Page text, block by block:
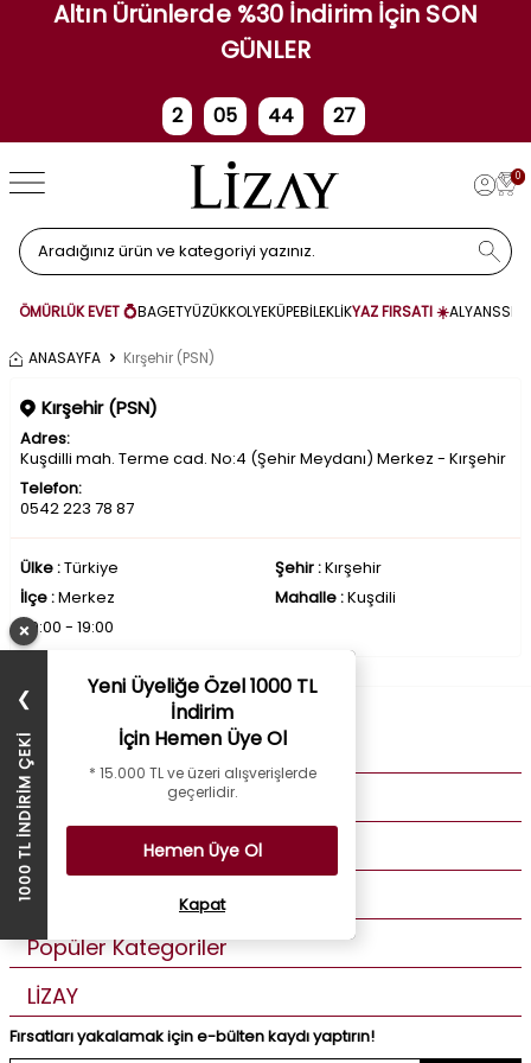
Altın Ürünlerde %30 İndirim İçin SON
GÜNLER
2
Gün
05
Saat
44 27
0
ÖMÜRLÜK EVET 💍BAGETYÜZÜKKOLYEKÜPEBİLEKLİKYAZ FIRSATI ☀️ALYANS
ANASAYFA Kırşehir (PSN)
Kırşehir (PSN)
Adres:
Kuşdilli mah. Terme cad. No:4 (Şehir Meydanı) Merkez - Kırşehir
Telefon:
0542 223 78 87
Ülke :Türkiye Şehir :Kırşehir
İlçe :Merkez Mahalle :Kuşdili
09:00 - 19:00
Kurumsal
Müşteri Hizmetleri
Üye Bilgilerim
Özel Günler
Popüler Kategoriler
LİZAY
Fırsatları yakalamak için e-bülten kaydı yaptırın!
×
❯
1000 TL İNDİRİM ÇEKİ
Yeni Üyeliğe Özel 1000 TL
İndirim
İçin Hemen Üye Ol
* 15.000 TL ve üzeri alışverişlerde
geçerlidir.
Hemen Üye Ol
Kapat